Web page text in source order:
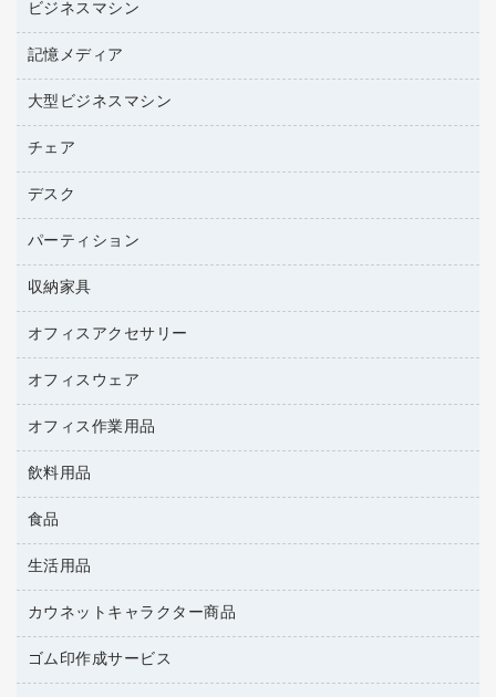
リサイクルトナー（プール方式）
リサイクルインクカートリッジ
ファクシミリトナー
トナーカートリッジ
コピートナー
ワープロ用紙
ラベル用紙
プロッター用紙
ハガキ用紙
その他コピー用紙・プリンタ用紙
コピー用紙
パソコン周辺機器
各種ケーブル
マウスパッド
マウス
パソコンバッグ／収納用品
ネットワーク／ＬＡＮ機器
ネットワーク／ＬＡＮアクセサリー
セキュリティ用品
ＵＳＢハブ／ＵＳＢアクセサリー
ＯＡフィルター
ＯＡクリーナー／エアダスター
ＬＡＮケーブル
ＨＤＤ／ＳＳＤ
ディスプレイモニター
ビジネスマシン
電話機
レーザープリンタ／複合機
メモリーカード
プロジェクタ
ファクシミリ
デジタルカメラ
スキャナー
コピー機
記憶メディア
ブルーレイディスク
ＣＤ－ＲＷ
ＣＤ－Ｒ
メディア収納用品
大型ビジネスマシン
プリンタ
チェア
応接イス・ベンチ
オフィスチェア
デスク
ミーティングテーブル
デスク
カウンター
パーティション
ホワイトボード・黒板
収納家具
保管庫・書庫
ロッカー・下駄箱
その他収納
オフィスアクセサリー
オフィスアクセサリー
オフィスウェア
医療・介護・ワーキングウェア
ブラウス・シャツ
アウター
オフィス作業用品
養生用品
防災用品
防災用備蓄食品・飲料
台車・脚立
倉庫収納用品
作業用雑貨
飲料用品
緑茶飲料
茶葉・インスタント
紅茶・バラエティ飲料
レギュラーコーヒー
ミルク・シュガー
食品
食品
菓子
生活用品
浴室用品
台所用洗剤
掃除用品
カウネットキャラクター商品
カウネットキャラクター商品
ゴム印作成サービス